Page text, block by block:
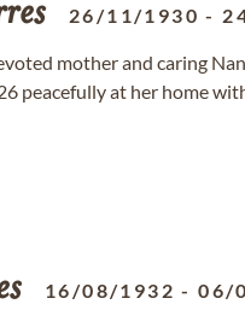
26/11/1930 -
mother and caring
peacefully at her home
16/08/1932 -06/